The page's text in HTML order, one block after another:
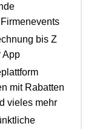
bis Z
App
mit Rabatten
vieles mehr